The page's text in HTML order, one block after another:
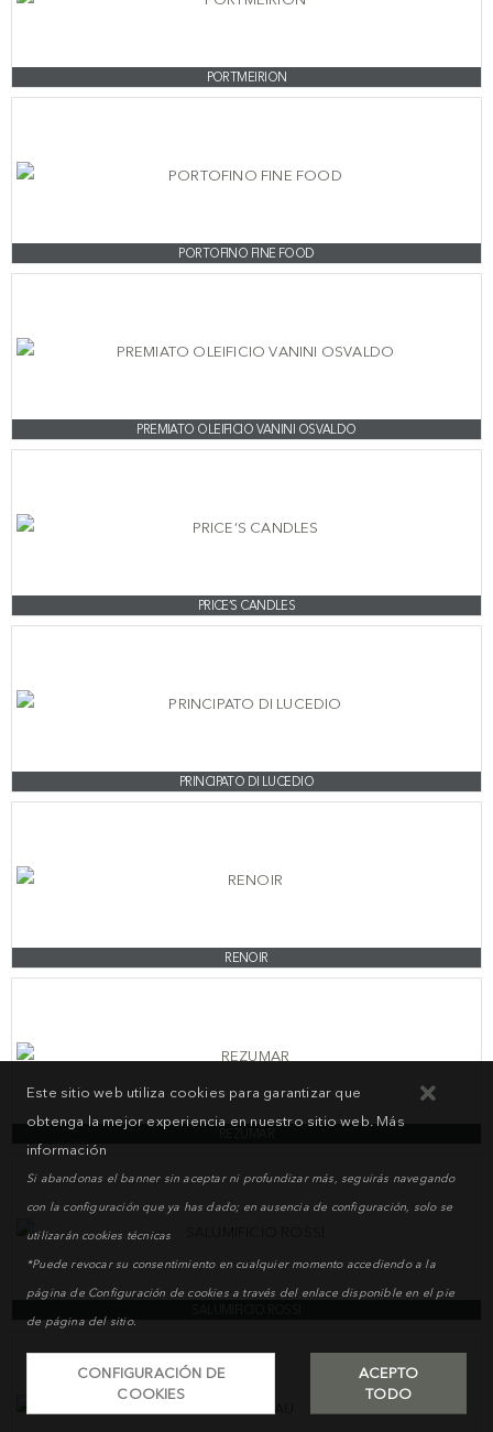
PORTMEIRION
PORTOFINO FINE FOOD
PREMIATO OLEIFICIO VANINI OSVALDO
PRICE’S CANDLES
PRINCIPATO DI LUCEDIO
RENOIR
Este sitio web utiliza cookies para garantizar que
obtenga la mejor experiencia en nuestro sitio web. Más
información
Si abandonas el banner sin aceptar ni profundizar más, seguirás navegando
con la configuración que ya has dado; en ausencia de configuración, solo se
utilizarán cookies técnicas
*Puede revocar su consentimiento en cualquier momento accediendo a la
página de Configuración de cookies a través del enlace disponible en el pie
de página del sitio.
CONFIGURACIÓN DE
COOKIES
ACEPTO
TODO